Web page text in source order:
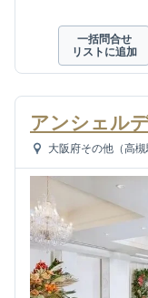
一括問合せ
リストに追加
アンシェル
大阪府その他（高槻